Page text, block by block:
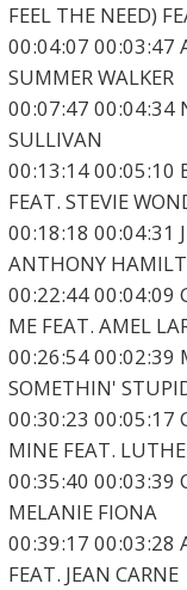
FEEL THE NEED)
00:04:07 00:03:47
SUMMER WALKER
00:07:47 00:04:34
SULLIVAN
00:13:14 00:05:10
FEAT. STEVIE
00:18:18 00:04:31
ANTHONY
00:22:44 00:04:09
ME FEAT. AMEL
00:26:54 00:02:39
SOMETHIN'
00:30:23 00:05:17
MINE FEAT.
00:35:40 00:03:39
MELANIE FIONA
00:39:17 00:03:28
FEAT. JEAN CARNE